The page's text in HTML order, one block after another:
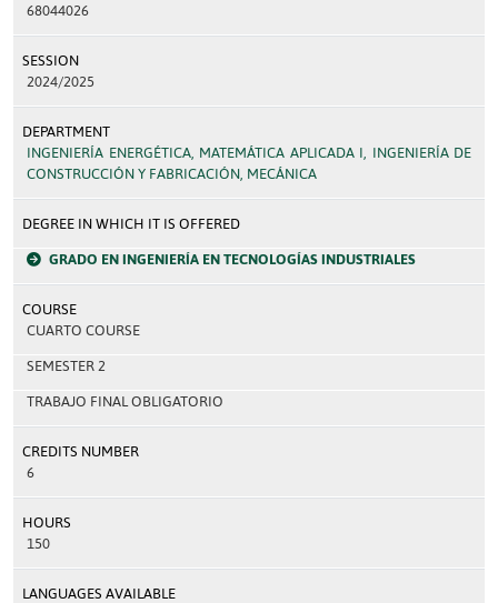
68044026
SESSION
2024/2025
DEPARTMENT
INGENIERÍA ENERGÉTICA, MATEMÁTICA APLICADA I, INGENIERÍA DE
CONSTRUCCIÓN Y FABRICACIÓN, MECÁNICA
DEGREE IN WHICH IT IS OFFERED
GRADO EN INGENIERÍA EN TECNOLOGÍAS INDUSTRIALES
COURSE
CUARTO COURSE
SEMESTER 2
TRABAJO FINAL OBLIGATORIO
CREDITS NUMBER
6
HOURS
150
LANGUAGES AVAILABLE